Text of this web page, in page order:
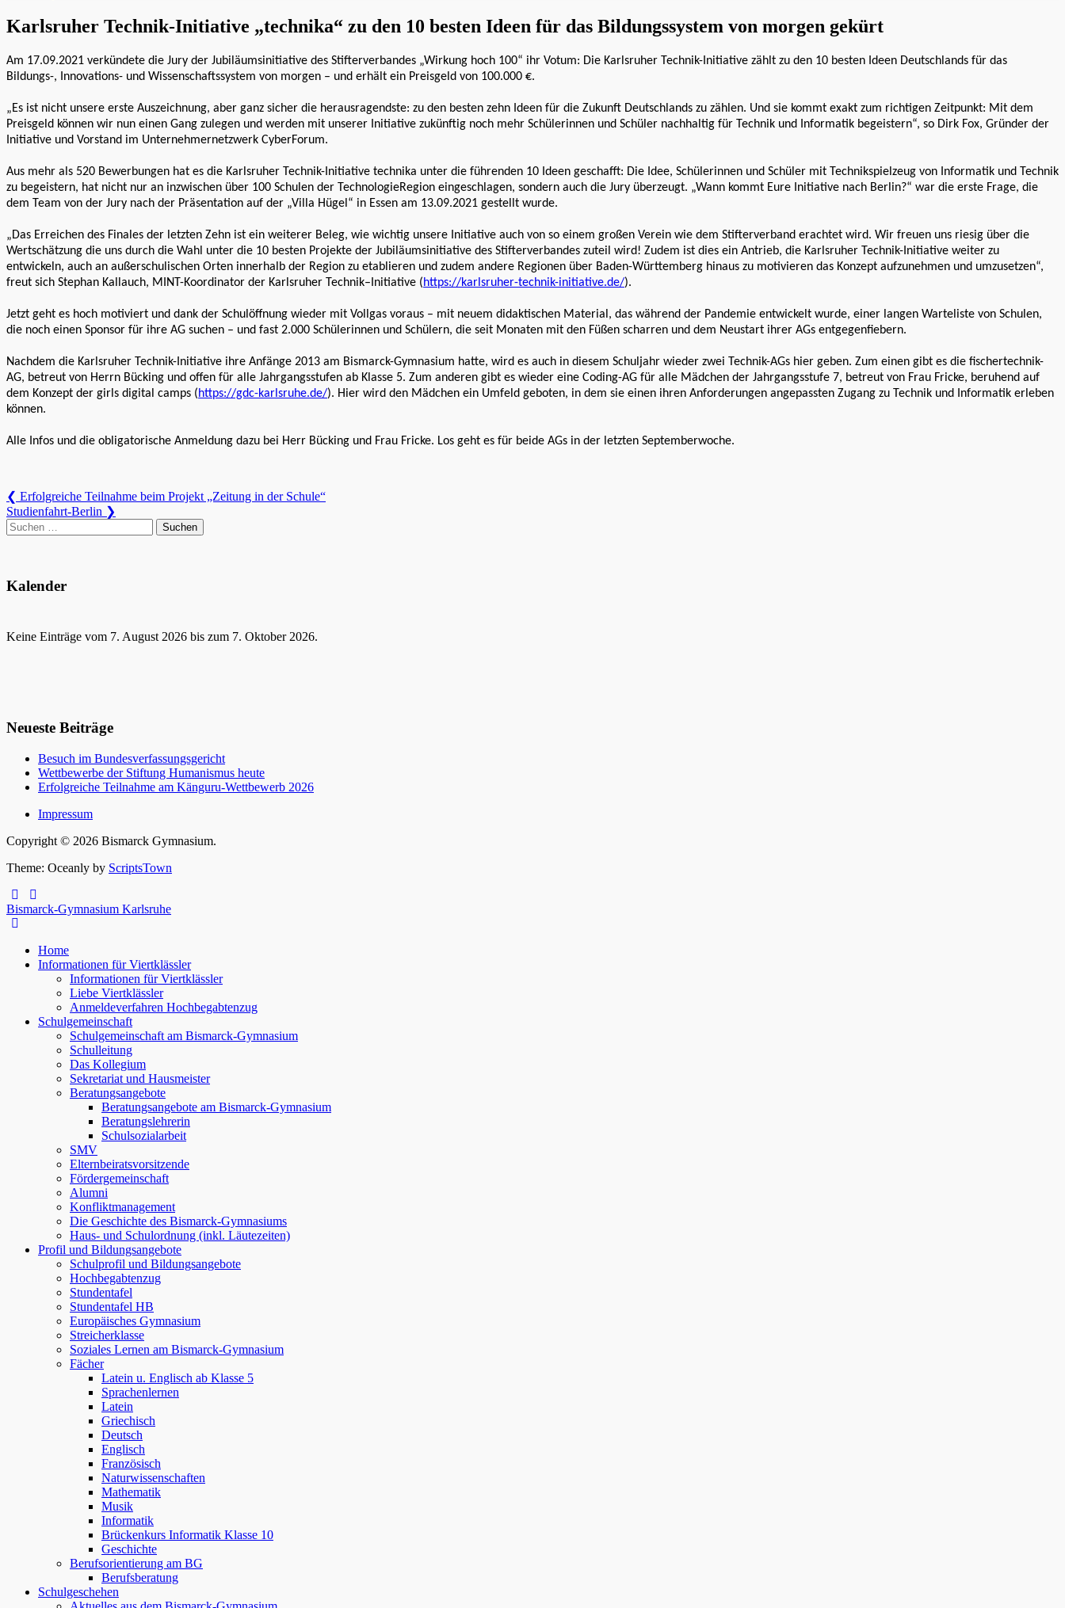
Karlsruher Technik-Initiative „technika“ zu den 10 besten Ideen für das Bildungssystem von morgen gekürt
Am 17.09.2021 verkündete die Jury der Jubiläumsinitiative des Stifterverbandes „Wirkung hoch 100“ ihr Votum: Die Karlsruher Technik-Initiative zählt zu den 10 besten Ideen Deutschlands für das
Bildungs-, Innovations- und Wissenschaftssystem von morgen – und erhält ein Preisgeld von 100.000 €.
„Es ist nicht unsere erste Auszeichnung, aber ganz sicher die herausragendste: zu den besten zehn Ideen für die Zukunft Deutschlands zu zählen. Und sie kommt exakt zum richtigen Zeitpunkt: Mit dem
Preisgeld können wir nun einen Gang zulegen und werden mit unserer Initiative zukünftig noch mehr Schülerinnen und Schüler nachhaltig für Technik und Informatik begeistern“, so Dirk Fox, Gründer der
Initiative und Vorstand im Unternehmernetzwerk CyberForum.
Aus mehr als 520 Bewerbungen hat es die Karlsruher Technik-Initiative technika unter die führenden 10 Ideen geschafft: Die Idee, Schülerinnen und Schüler mit Technikspielzeug von Informatik und Technik
zu begeistern, hat nicht nur an inzwischen über 100 Schulen der TechnologieRegion eingeschlagen, sondern auch die Jury überzeugt. „Wann kommt Eure Initiative nach Berlin?“ war die erste Frage, die
dem Team von der Jury nach der Präsentation auf der „Villa Hügel“ in Essen am 13.09.2021 gestellt wurde.
„Das Erreichen des Finales der letzten Zehn ist ein weiterer Beleg, wie wichtig unsere Initiative auch von so einem großen Verein wie dem Stifterverband erachtet wird. Wir freuen uns riesig über die
Wertschätzung die uns durch die Wahl unter die 10 besten Projekte der Jubiläumsinitiative des Stifterverbandes zuteil wird! Zudem ist dies ein Antrieb, die Karlsruher Technik-Initiative weiter zu
entwickeln, auch an außerschulischen Orten innerhalb der Region zu etablieren und zudem andere Regionen über Baden-Württemberg hinaus zu motivieren das Konzept aufzunehmen und umzusetzen“,
freut sich Stephan Kallauch, MINT-Koordinator der Karlsruher Technik–Initiative (https://karlsruher-technik-initiative.de/).
Jetzt geht es hoch motiviert und dank der Schulöffnung wieder mit Vollgas voraus – mit neuem didaktischen Material, das während der Pandemie entwickelt wurde, einer langen Warteliste von Schulen,
die noch einen Sponsor für ihre AG suchen – und fast 2.000 Schülerinnen und Schülern, die seit Monaten mit den Füßen scharren und dem Neustart ihrer AGs entgegenfiebern.
Nachdem die Karlsruher Technik-Initiative ihre Anfänge 2013 am Bismarck-Gymnasium hatte, wird es auch in diesem Schuljahr wieder zwei Technik-AGs hier geben. Zum einen gibt es die fischertechnik-
AG, betreut von Herrn Bücking und offen für alle Jahrgangsstufen ab Klasse 5. Zum anderen gibt es wieder eine Coding-AG für alle Mädchen der Jahrgangsstufe 7, betreut von Frau Fricke, beruhend auf
dem Konzept der girls digital camps (https://gdc-karlsruhe.de/). Hier wird den Mädchen ein Umfeld geboten, in dem sie einen ihren Anforderungen angepassten Zugang zu Technik und Informatik erleben
können.
Alle Infos und die obligatorische Anmeldung dazu bei Herr Bücking und Frau Fricke. Los geht es für beide AGs in der letzten Septemberwoche.
Beitragsnavigation
❮ Previous
Post:
Erfolgreiche Teilnahme beim Projekt „Zeitung in der Schule“
Next
Post:
Studienfahrt-Berlin ❯
Suchen
nach:
Kalender
Keine Einträge vom 7. August 2026 bis zum 7. Oktober 2026.
Neueste Beiträge
Besuch im Bundesverfassungsgericht
Wettbewerbe der Stiftung Humanismus heute
Erfolgreiche Teilnahme am Känguru-Wettbewerb 2026
Impressum
Copyright © 2026 Bismarck Gymnasium.
Theme: Oceanly by ScriptsTown
Bismarck-Gymnasium Karlsruhe
Home
Informationen für Viertklässler
Informationen für Viertklässler
Liebe Viertklässler
Anmeldeverfahren Hochbegabtenzug
Schulgemeinschaft
Schulgemeinschaft am Bismarck-Gymnasium
Schulleitung
Das Kollegium
Sekretariat und Hausmeister
Beratungsangebote
Beratungsangebote am Bismarck-Gymnasium
Beratungslehrerin
Schulsozialarbeit
SMV
Elternbeiratsvorsitzende
Fördergemeinschaft
Alumni
Konfliktmanagement
Die Geschichte des Bismarck-Gymnasiums
Haus- und Schulordnung (inkl. Läutezeiten)
Profil und Bildungsangebote
Schulprofil und Bildungsangebote
Hochbegabtenzug
Stundentafel
Stundentafel HB
Europäisches Gymnasium
Streicherklasse
Soziales Lernen am Bismarck-Gymnasium
Fächer
Latein u. Englisch ab Klasse 5
Sprachenlernen
Latein
Griechisch
Deutsch
Englisch
Französisch
Naturwissenschaften
Mathematik
Musik
Informatik
Brückenkurs Informatik Klasse 10
Geschichte
Berufsorientierung am BG
Berufsberatung
Schulgeschehen